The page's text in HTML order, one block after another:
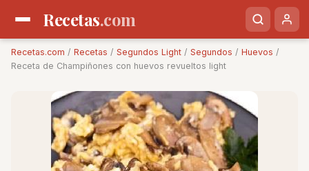
Recetas.com
Recetas.com / Recetas / Segundos Light / Segundos / Huevos /
Receta de Champiñones con huevos revueltos light